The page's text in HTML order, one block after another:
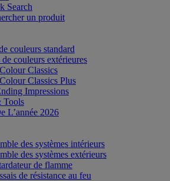
Search
un produit
couleurs standard
couleurs extérieures
Classics
Classics Plus
Impressions
Tools
L’année 2026
des systèmes intérieurs
des systèmes extérieurs
de flamme
de résistance au feu